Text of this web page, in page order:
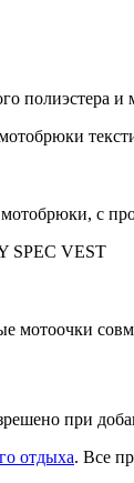
полиэстера
с
SPEC VEST
мотоочки
при
отдыха. Все